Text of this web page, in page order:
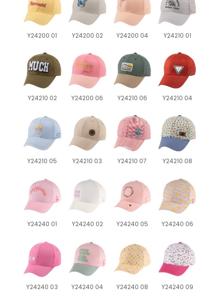
Y24200 01 Y24200 02 Y24200 04 Y24210 01
Y24210 02 Y24200 06 Y24210 06 Y24210 04
Y24210 05 Y24210 03 Y24210 07 Y24210 08
Y24240 01 Y24240 02 Y24240 05 Y24240 06
Y24240 03 Y24240 04 Y24240 08 Y24240 09